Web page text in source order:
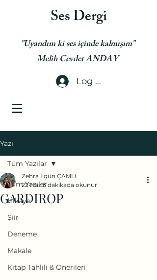
Ses Dergi
"Uyandım ki ses içinde kalmışım"
Melih Cevdet ANDAY
Log In
Yazı
Tüm Yazılar
Hikaye
Şiir
Deneme
Makale
Kitap Tahlili & Önerileri
Tüm Yazılar
GARDIROP
Zehra İlgün ÇAMLI
22 Haz 3 dakikada okunur